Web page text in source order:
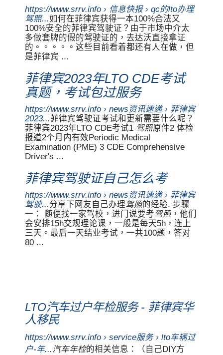
https://www.srrv.info › 信息快报 › qc的lto办理
驾照...如何在菲律宾获得一本100%合法又
100%安全的菲律宾驾驶证？由于市场中介太
多做套牌的假的驾驶证的，去达沃直接拿证
的。。。。。这些目前看着都还有人在做，但
是菲律宾 ...
菲律宾2023年LTO CDE考试
真题，考试包过服务
https://www.srrv.info › news资讯速递 › 菲律宾
2023...菲律宾驾驶证考试和更新需要什么呢？
菲律宾2023年LTO CDE考试1 驾照原件2 体检
报道2个月内有效Periodic Medical
Examination (PME) 3 CDE Comprehensive
Driver's ...
菲律宾驾驶证自己怎么考
https://www.srrv.info › news资讯速递 › 菲律宾
驾驶...分享下网友自己办理驾照的经验. 步骤
一： 随便找一家驾校，进门说要考驾照 ，他们
会安排15h交规理论课，一般是每天5h，连上
三天。最后一天结业考试，一共100题，答对
80 ...
LTO汽车过户年检服务 - 菲律宾华
人移民
https://www.srrv.info › service服务 › lto车辆过
户-年... 汽车年检的相关信息：（自己DIY方